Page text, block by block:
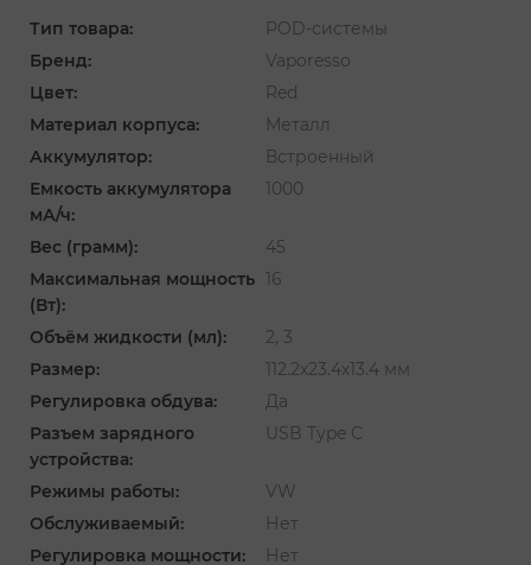
Тип товара:
POD-системы
Бренд:
Vaporesso
Цвет:
Red
Материал корпуса:
Металл
Аккумулятор:
Встроенный
Емкость аккумулятора
мА/ч:
1000
Вес (грамм):
45
Максимальная мощность
(Вт):
16
Объём жидкости (мл):
2, 3
Размер:
112.2х23.4х13.4 мм
Регулировка обдува:
Да
Разъем зарядного
устройства:
USB Type C
Режимы работы:
VW
Обслуживаемый:
Нет
Регулировка мощности:
Нет